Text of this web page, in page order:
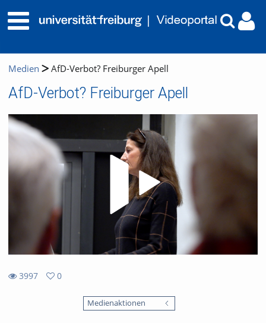
Medien AfD-Verbot? Freiburger Apell
AfD-Verbot? Freiburger Apell
3997
0
Medienaktionen